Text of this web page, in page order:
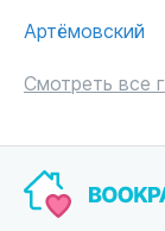
Артёмовский
Смотреть все